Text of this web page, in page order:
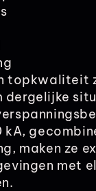
topkwaliteit
dergelijke
kA,
maken ze
met